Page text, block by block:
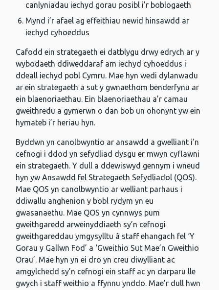
canlyniadau iechyd gorau posibl i’r boblogaeth
Mynd i’r afael ag effeithiau newid hinsawdd ar
iechyd cyhoeddus
Cafodd ein strategaeth ei datblygu drwy edrych ar y
wybodaeth ddiweddaraf am iechyd cyhoeddus i
ddeall iechyd pobl Cymru. Mae hyn wedi dylanwadu
ar ein strategaeth a sut y gwnaethom benderfynu ar
ein blaenoriaethau. Ein blaenoriaethau a’r camau
gweithredu a gymerwn o dan bob un ohonynt yw ein
hymateb i’r heriau hyn.
Byddwn yn canolbwyntio ar ansawdd a gwelliant i’n
cefnogi i ddod yn sefydliad dysgu er mwyn cyflawni
ein strategaeth. Y dull a ddewiswyd gennym i wneud
hyn yw Ansawdd fel Strategaeth Sefydliadol (QOS).
Mae QOS yn canolbwyntio ar welliant parhaus i
ddiwallu anghenion y bobl rydym yn eu
gwasanaethu. Mae QOS yn cynnwys pum
gweithgaredd arweinyddiaeth sy’n cefnogi
gweithgareddau ymgysylltu â staff ehangach fel ‘Y
Gorau y Gallwn Fod’ a ‘Gweithio Sut Mae’n Gweithio
Orau’. Mae hyn yn ei dro yn creu diwylliant ac
amgylchedd sy’n cefnogi ein staff ac yn darparu lle
gwych i staff weithio a ffynnu ynddo. Mae’r dull hwn